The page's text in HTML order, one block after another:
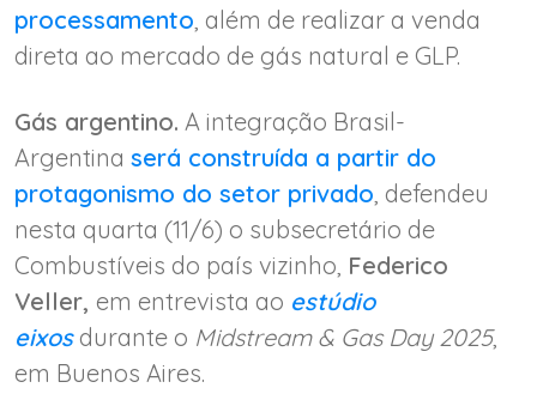
processamento , além de realizar a venda
direta ao mercado de gás natural e GLP.
Gás argentino. A integração Brasil-
Argentina será construída a partir do
protagonismo do setor privado , defendeu
nesta quarta (11/6) o subsecretário de
Combustíveis do país vizinho, Federico
Veller, em entrevista ao estúdio
eixosdurante o Midstream & Gas Day 2025,
em Buenos Aires.